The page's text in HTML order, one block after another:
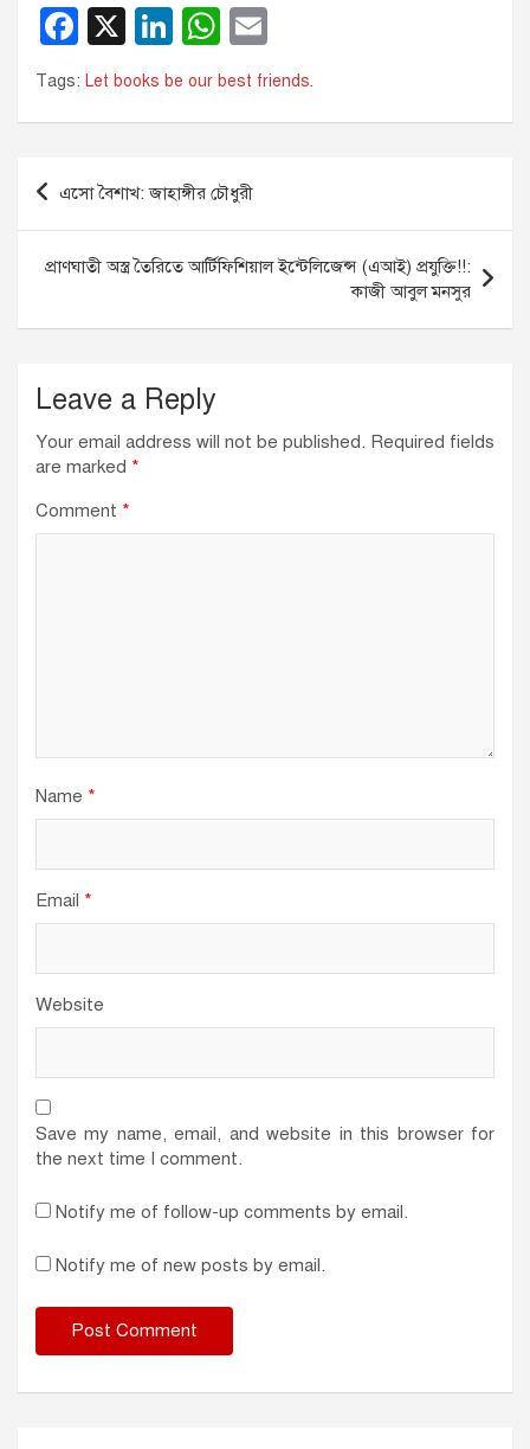
F
a
c
e
b
o
o
X
Li
k
e
dI
n
W
at
s
A
p
p
m
ail
Tags: Let books be our best friends.
Post
navigation
এসো বৈশাখ: জাহাঙ্গীর চৌধুরী
প্রাণঘাতী অস্ত্র তৈরিতে আর্টিফিশিয়াল ইন্টেলিজেন্স (এআই) প্রযুক্তি!!:
কাজী আবুল মনসুর
Leave a Reply
Your email address will not be published. Required fields
are marked *
Comment *
Name *
Email *
Website
Save my name, email, and website in this browser for
the next time I comment.
Notify me of follow-up comments by email.
Notify me of new posts by email.